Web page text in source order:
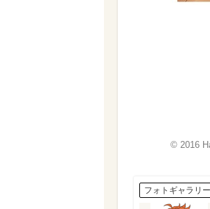
© 2016
フォトギャラリー